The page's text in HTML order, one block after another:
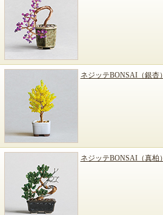
ネジッテBONSAI（銀杏）
ネジッテBONSAI（真柏）